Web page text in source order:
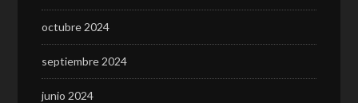
octubre 2024
septiembre 2024
junio 2024